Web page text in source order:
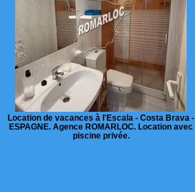
Location de vacances à l'Escala - Costa Brava -
ESPAGNE. Agence ROMARLOC. Location avec
piscine privée.